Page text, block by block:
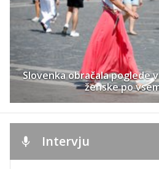
Slovenka obračala poglede
ženske po
Intervju